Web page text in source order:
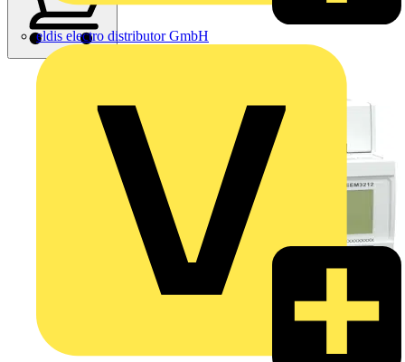
eldis electro distributor GmbH